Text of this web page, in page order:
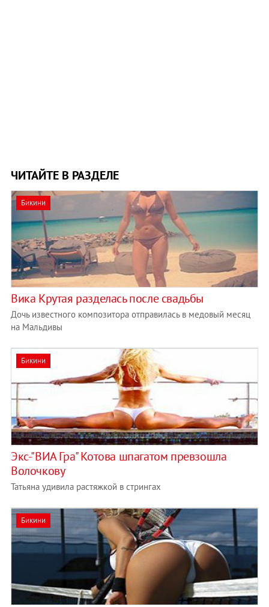
ЧИТАЙТЕ В РАЗДЕЛЕ
Бикини
Вика Крутая разделась после свадьбы
Дочь известного композитора отправилась в медовый месяц
на Мальдивы
Бикини
Экс-"ВИА Гра" Котова шпагатом превзошла
Волочкову
Татьяна удивила растяжкой в стрингах
Бикини